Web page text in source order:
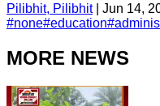
Pilibhit, Pilibhit| Jun 14,
#none#education#
MORE NEWS